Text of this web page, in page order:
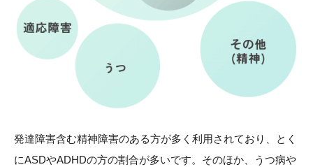
発達障害含む精神障害のある方が多く利用されており、とく
にASDやADHDの方の割合が多いです。そのほか、うつ病や